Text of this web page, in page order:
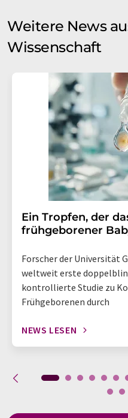
Weitere News
Wissenschaft
Ein Tropfen, der
frühgeborener
Forscher der Universität
weltweit erste
kontrollierte Studie zu
Frühgeborenen durch
NEWS LESEN